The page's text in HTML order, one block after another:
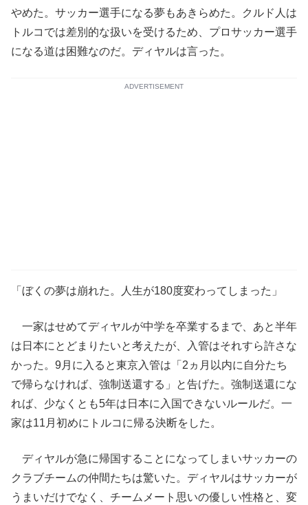
やめた。サッカー選手になる夢もあきらめた。クルド人は
トルコでは差別的な扱いを受けるため、プロサッカー選手
になる道は困難なのだ。ディヤルは言った。
ADVERTISEMENT
「ぼくの夢は崩れた。人生が180度変わってしまった」
一家はせめてディヤルが中学を卒業するまで、あと半年
は日本にとどまりたいと考えたが、入管はそれすら許さな
かった。9月に入ると東京入管は「2ヵ月以内に自分たち
で帰らなければ、強制送還する」と告げた。強制送還にな
れば、少なくとも5年は日本に入国できないルールだ。一
家は11月初めにトルコに帰る決断をした。
ディヤルが急に帰国することになってしまいサッカーの
クラブチームの仲間たちは驚いた。ディヤルはサッカーが
うまいだけでなく、チームメート思いの優しい性格と、変